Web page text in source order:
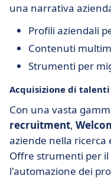
una narrativa
Profili aziendali
Contenuti
Strumenti per
Acquisizione di
Con una vasta
recruitment,
aziende nella ricerca
Offre strumenti per il
l'automazione dei